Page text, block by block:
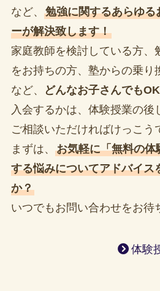
など、 勉強に関するあらゆる
ーが解決致します！
家庭教師を検討している方、
をお持ちの方、塾からの乗り
など、
どんなお子さんでもOK
入会するかは、体験授業の後
ご相談いただければけっこう
まずは、 お気軽に「無料の体
する悩みについてアドバイス
か？
いつでもお問い合わせをお待
体験